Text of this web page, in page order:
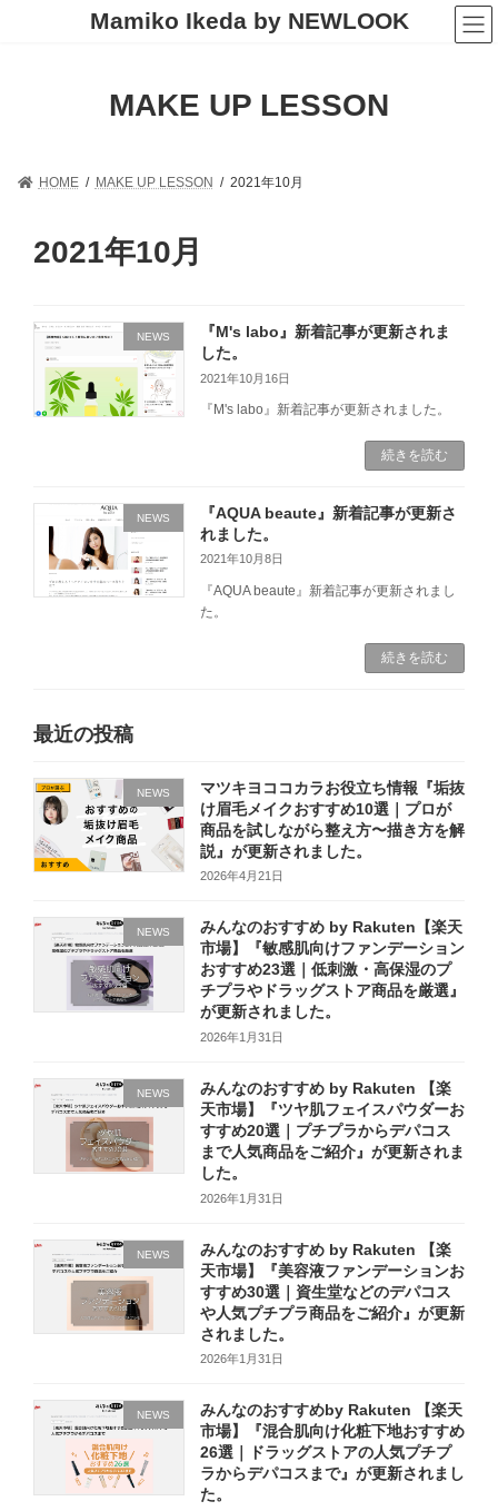
Mamiko Ikeda by NEWLOOK
MAKE UP LESSON
HOME MAKE UP LESSON 2021年10月
2021年10月
NEWS
『M's labo』新着記事が更新されま
した。
2021年10月16日
『M's labo』新着記事が更新されました。
続きを読む
NEWS
『AQUA beaute』新着記事が更新さ
れました。
2021年10月8日
『AQUA beaute』新着記事が更新されまし
た。
続きを読む
最近の投稿
NEWS
マツキヨココカラお役立ち情報『垢抜
け眉毛メイクおすすめ10選｜プロが
商品を試しながら整え方〜描き方を解
説』が更新されました。
2026年4月21日
NEWS
みんなのおすすめ by Rakuten【楽天
市場】『敏感肌向けファンデーション
おすすめ23選｜低刺激・高保湿のプ
チプラやドラッグストア商品を厳選』
が更新されました。
2026年1月31日
NEWS
みんなのおすすめ by Rakuten 【楽
天市場】『ツヤ肌フェイスパウダーお
すすめ20選｜プチプラからデパコス
まで人気商品をご紹介』が更新されま
した。
2026年1月31日
NEWS
みんなのおすすめ by Rakuten 【楽
天市場】『美容液ファンデーションお
すすめ30選｜資生堂などのデパコス
や人気プチプラ商品をご紹介』が更新
されました。
2026年1月31日
NEWS
みんなのおすすめby Rakuten 【楽天
市場】『混合肌向け化粧下地おすすめ
26選｜ドラッグストアの人気プチプ
ラからデパコスまで』が更新されまし
た。